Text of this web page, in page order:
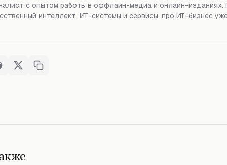
с опытом работы в оффлайн-медиа и онлайн-изданиях.
интеллект, ИТ-системы и сервисы, про ИТ-бизнес